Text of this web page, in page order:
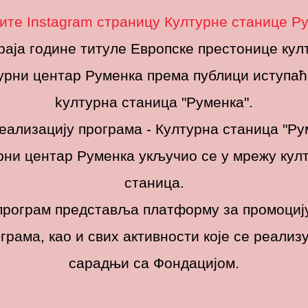
у сарадњи Историјског архива Града Новог
је данас у Културном центру “Руменка”.
посетиоцима до 30.маја.Изложбу је отворио један од
о познавању историје језика и писмености код Словена
Instagram страницу Културне станице
године титуле Европске престонице
центар Руменка према публици
kултурна станица "Руменка".
програма - Културна станица
центар Руменка укључио се у мрежу
станица.
представља платформу за
као и свих активности које се
сарадњи са Фондацијом.